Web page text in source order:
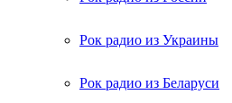
Рок радио из Украины
Рок радио из Беларуси